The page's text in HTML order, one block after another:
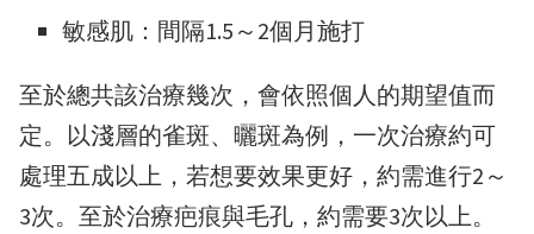
敏感肌：間隔1.5～2個月施打
至於總共該治療幾次，會依照個人的期望值而
定。以淺層的雀斑、曬斑為例，一次治療約可
處理五成以上，若想要效果更好，約需進行2～
3次。至於治療疤痕與毛孔，約需要3次以上。